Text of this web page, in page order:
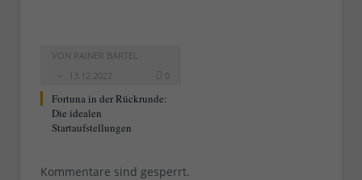
VON RAINER BARTEL
13.12.2022
0
Fortuna in der Rückrunde:
Die idealen
Startaufstellungen
Kommentare sind gesperrt.